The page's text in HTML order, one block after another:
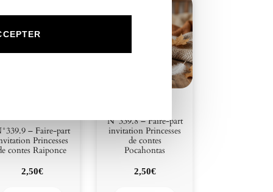
– Faire-part
Princesses
contes Raiponce
2,50€
N°339.8 – Faire-part
invitation Princesses
de contes
Pocahontas
2,50€